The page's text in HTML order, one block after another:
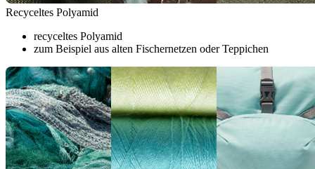
Recyceltes Polyamid
recyceltes Polyamid
zum Beispiel aus alten Fischernetzen oder Teppichen